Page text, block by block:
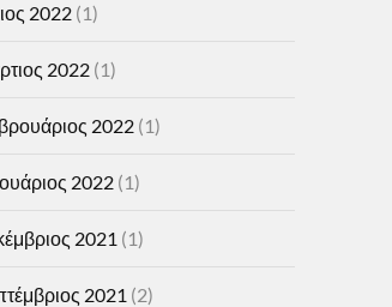
2022(1)
2022(1)
2022(1)
2022(1)
2021 (1)
2021 (2)